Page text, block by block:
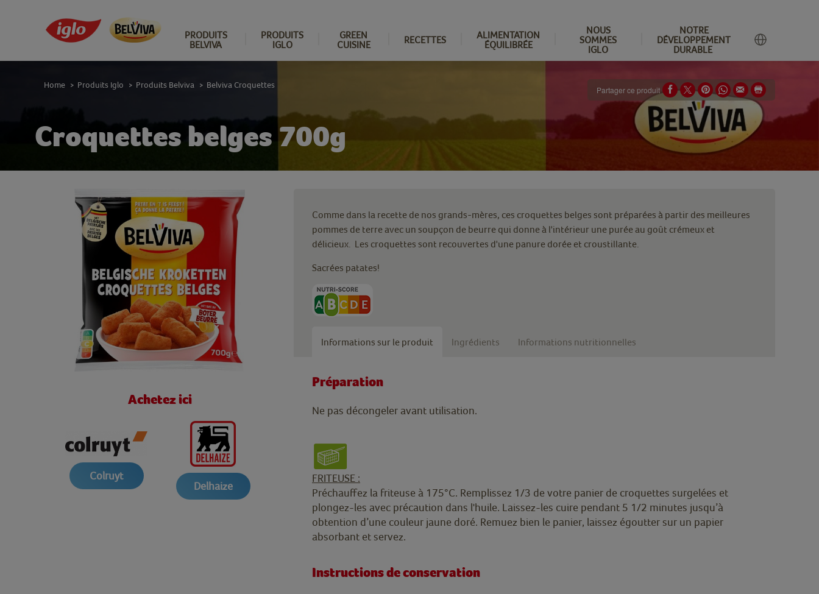
PRODUITS
BELVIVA
PRODUITS
IGLO
GREEN
CUISINE
RECETTES
ALIMENTATION
ÉQUILIBRÉE
NOUS
SOMMES
IGLO
NOTRE
DÉVELOPPEMENT
DURABLE
Croquettes belges 700g
Home > Produits Iglo > Produits Belviva > Belviva Croquettes Partager ce produit
Achetez ici
Colruyt
Delhaize
Comme dans la recette de nos grands-mères, ces croquettes belges sont préparées à partir des meilleures
pommes de terre avec un soupçon de beurre qui donne à l'intérieur une purée au goût crémeux et
délicieux. Les croquettes sont recouvertes d'une panure dorée et croustillante.
Sacrées patates!
Informations sur le produit Ingrédients Informations nutritionnelles
Préparation
Ne pas décongeler avant utilisation.
FRITEUSE :
Préchauffez la friteuse à 175°C. Remplissez 1/3 de votre panier de croquettes surgelées et
plongez-les avec précaution dans l'huile. Laissez-les cuire pendant 5 1/2 minutes jusqu’à
obtention d’une couleur jaune doré. Remuez bien le panier, laissez égoutter sur un papier
absorbant et servez.
Instructions de conservation